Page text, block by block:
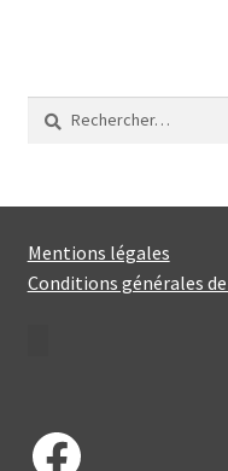
Rechercher :
Mentions légales
Conditions générales
Facebook